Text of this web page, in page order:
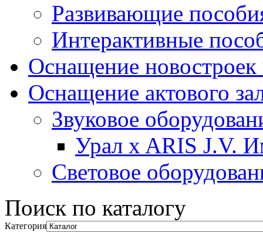
Развивающие
Интерактивные
Оснащение новостроек
Оснащение актового
Звуковое
Урал x ARIS J.V.
Световое
Поиск по каталогу
Категория